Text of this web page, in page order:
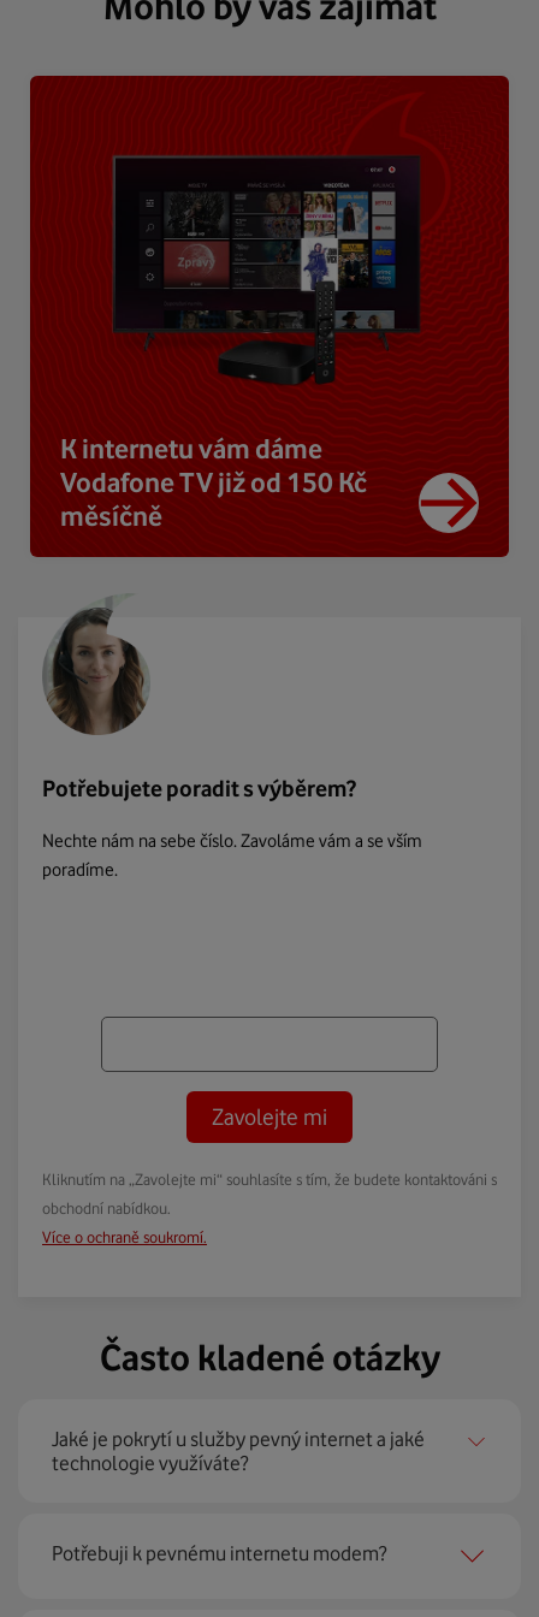
K internetu vám dáme
Vodafone TV již od 150 Kč
měsíčně
Potřebujete poradit s výběrem?
Nechte nám na sebe číslo. Zavoláme vám a se vším
poradíme.
Zavolejte mi
Kliknutím na „Zavolejte mi“ souhlasíte s tím, že budete kontaktováni s
obchodní nabídkou.
Více o ochraně soukromí.
Často kladené otázky
Jaké je pokrytí u služby pevný internet a jaké
technologie využíváte?
Pevný internet můžeme nabídnout
domácností
Potřebuji k pevnému internetu modem?